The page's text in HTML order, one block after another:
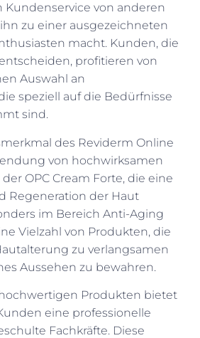
Kundenservice von anderen
zu einer ausgezeichneten
macht. Kunden, die
profitieren von
Auswahl an
speziell auf die Bedürfnisse
sind.
des Reviderm Online
von hochwirksamen
OPC Cream Forte, die eine
Regeneration der Haut
im Bereich Anti-Aging
Vielzahl von Produkten, die
zu verlangsamen
Aussehen zu bewahren.
Produkten bietet
eine professionelle
Fachkräfte. Diese